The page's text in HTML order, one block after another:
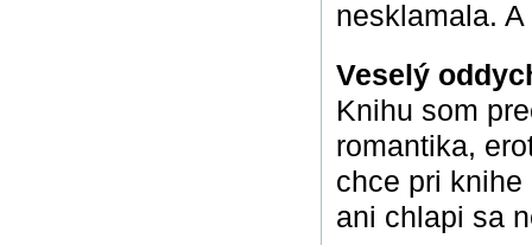
nesklamala.
Veselý
Knihu som
romantika,
chce pri
ani chlapi sa